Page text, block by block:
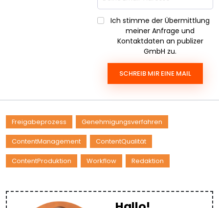
Ich stimme der Übermittlung
meiner Anfrage und
Kontaktdaten an publizer
GmbH zu.
SCHREIB MIR EINE MAIL
Freigabeprozess Genehmigungsverfahren
ContentManagement ContentQualität
ContentProduktion Workflow Redaktion